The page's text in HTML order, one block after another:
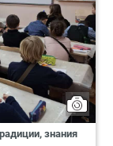
знания